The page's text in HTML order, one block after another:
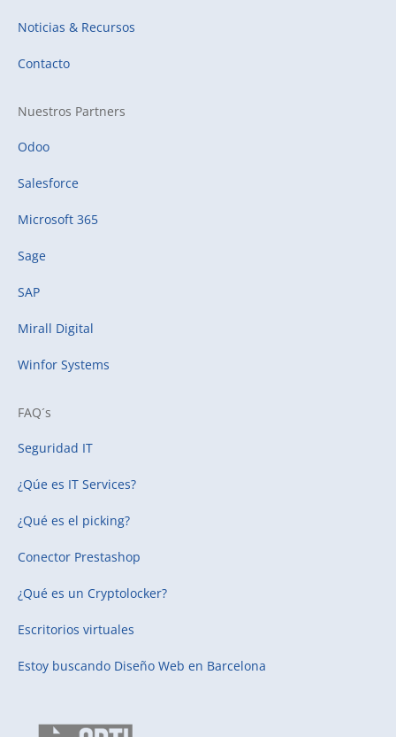
Noticias & Recursos
Contacto
Nuestros Partners
Odoo
Salesforce
Microsoft 365
Sage
SAP
Mirall Digital
Winfor Systems
FAQ´s
Seguridad IT
¿Qúe es IT Services?
¿Qué es el picking?
Conector Prestashop
¿Qué es un Cryptolocker?
Escritorios virtuales
Estoy buscando Diseño Web en Barcelona